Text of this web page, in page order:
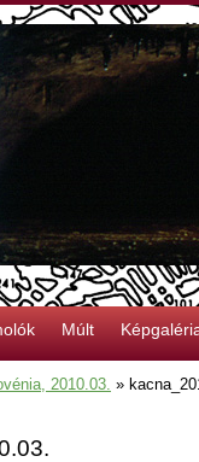
Múlt
2010.03. »